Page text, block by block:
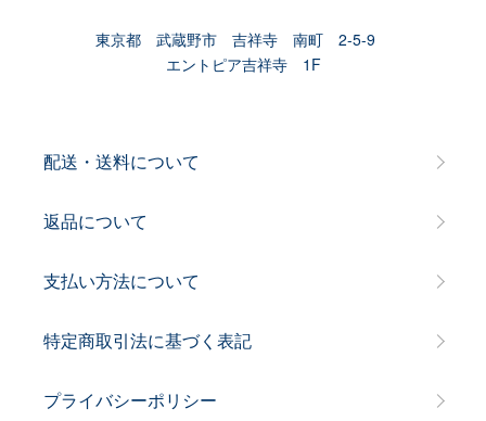
東京都 武蔵野市 吉祥寺 南町 2-5-9
エントピア吉祥寺 1F
配送・送料について
返品について
支払い方法について
特定商取引法に基づく表記
プライバシーポリシー